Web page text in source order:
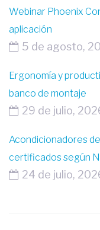
Webinar Phoenix
aplicación
5 de agosto,
Ergonomía y
banco de montaje
29 de julio,
Acondicionadores
certificados según
24 de julio,